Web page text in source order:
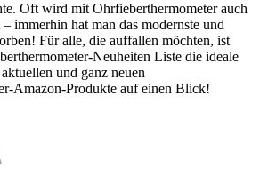
Oft wird mit Ohrfieberthermometer auch
immerhin hat man das modernste und
Für alle, die auffallen möchten, ist
Neuheiten Liste die ideale
und ganz neuen
Amazon-Produkte auf einen Blick!